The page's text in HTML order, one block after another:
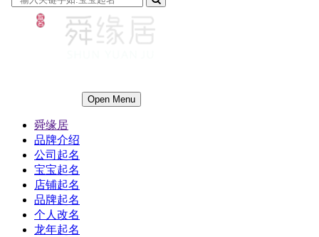
Open Menu
舜缘居
品牌介绍
公司起名
宝宝起名
店铺起名
品牌起名
个人改名
龙年起名